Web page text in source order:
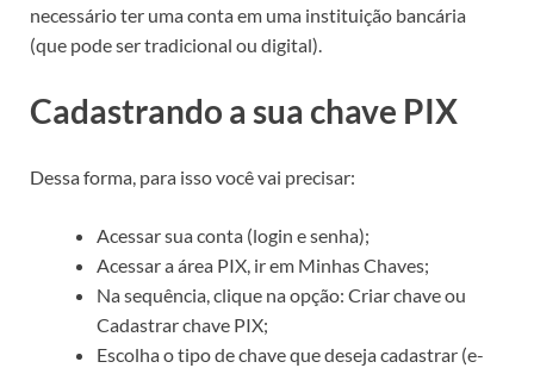
necessário ter uma conta em uma instituição bancária
(que pode ser tradicional ou digital).
Cadastrando a sua chave PIX
Dessa forma, para isso você vai precisar:
Acessar sua conta (login e senha);
Acessar a área PIX, ir em Minhas Chaves;
Na sequência, clique na opção: Criar chave ou
Cadastrar chave PIX;
Escolha o tipo de chave que deseja cadastrar (e-